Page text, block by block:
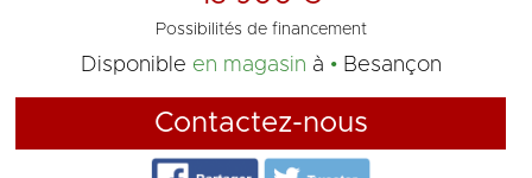
Possibilités de financement
Disponible en magasin à Besançon
Contactez-nous